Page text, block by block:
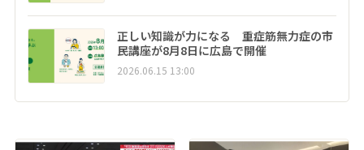
正しい知識が力になる 重症筋無力症の市
民講座が8月8日に広島で開催
2026.06.15 13:00